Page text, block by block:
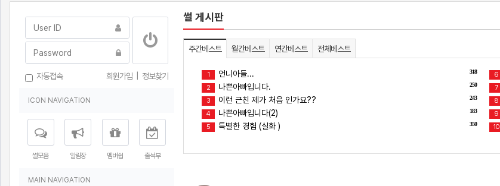
썰 게시판
주간베스트 월간베스트 연간베스트 전체베스트
318
1 언니아들...
250
2 나쁜아빠입니다.
243
3 이런 근친 제가 처음 인가요??
183
4 나쁜아빠입니다(2)
350
5 특별한 경험 (실화 )
6
7
8
9
10
자동접속 회원가입 정보찾기
ICON NAVIGATION
썰모음 알림장 멤버쉽 출석부
MAIN NAVIGATION